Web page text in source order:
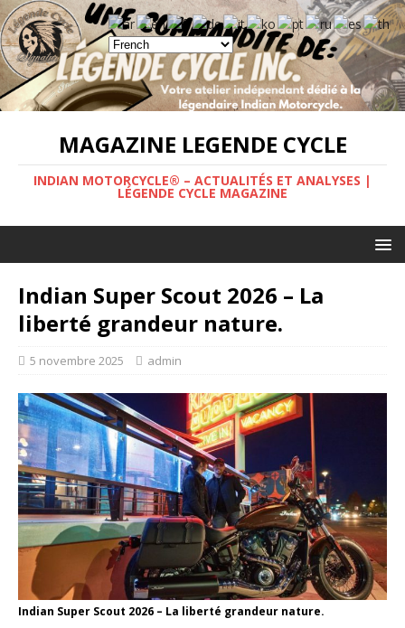
MAGAZINE LEGENDE CYCLE
INDIAN MOTORCYCLE® – ACTUALITÉS ET ANALYSES |
LÉGENDE CYCLE MAGAZINE
Indian Super Scout 2026 – La
liberté grandeur nature.
5 novembre 2025 admin
Indian Super Scout 2026 – La liberté grandeur nature.